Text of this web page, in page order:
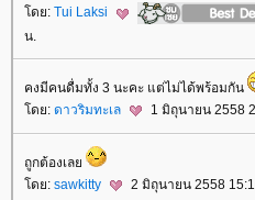
ดย: Tui Laksi
น.
คงมีคนดื่มทั้ง 3 นะคะ แต่ไม่ได้พร้อมกัน
ดย: ดาวริมทะเล 1 มิถุนายน 2558
ถูกต้องเล
ดย: sawkitty 2 มิถุนายน 2558